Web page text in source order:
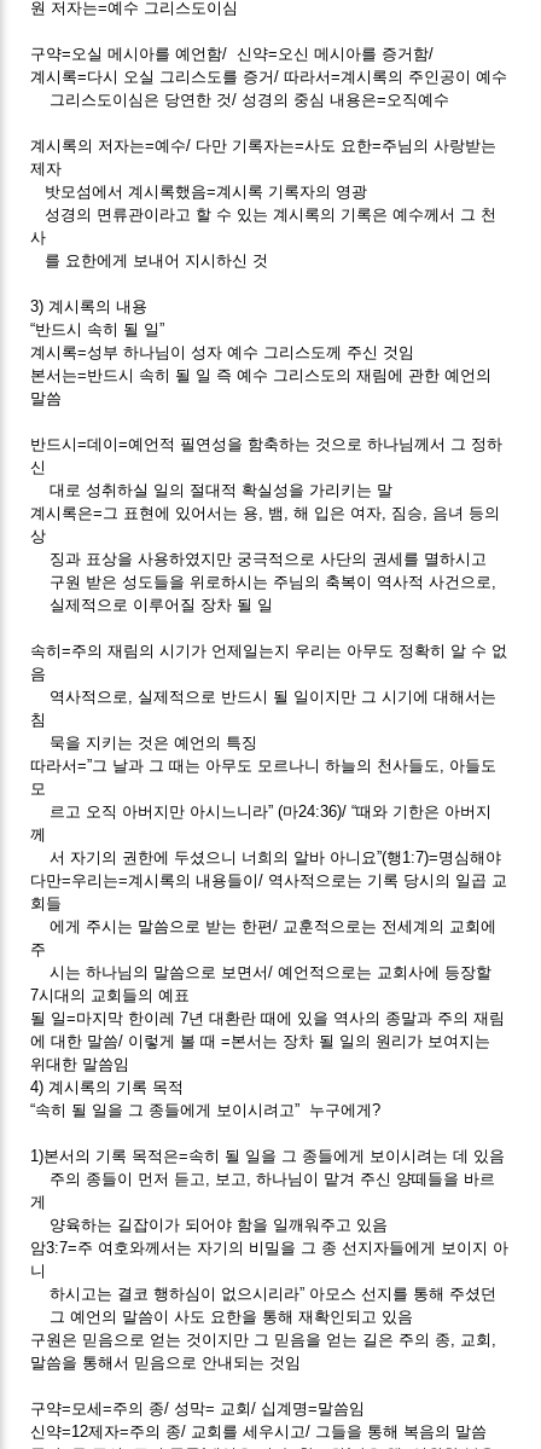
원 저자는=예수 그리스도이심
구약=오실 메시아를 예언함/ 신약=오신 메시아를 증거함/
계시록=다시 오실 그리스도를 증거/ 따라서=계시록의 주인공이 예수
그리스도이심은 당연한 것/ 성경의 중심 내용은=오직예수
계시록의 저자는=예수/ 다만 기록자는=사도 요한=주님의 사랑받는
제자
밧모섬에서 계시록했음=계시록 기록자의 영광
성경의 면류관이라고 할 수 있는 계시록의 기록은 예수께서 그 천
사
를 요한에게 보내어 지시하신 것
3) 계시록의 내용
“반드시 속히 될 일”
계시록=성부 하나님이 성자 예수 그리스도께 주신 것임
본서는=반드시 속히 될 일 즉 예수 그리스도의 재림에 관한 예언의
말씀
반드시=데이=예언적 필연성을 함축하는 것으로 하나님께서 그 정하
신
대로 성취하실 일의 절대적 확실성을 가리키는 말
계시록은=그 표현에 있어서는 용, 뱀, 해 입은 여자, 짐승, 음녀 등의
상
징과 표상을 사용하였지만 궁극적으로 사단의 권세를 멸하시고
구원 받은 성도들을 위로하시는 주님의 축복이 역사적 사건으로,
실제적으로 이루어질 장차 될 일
속히=주의 재림의 시기가 언제일는지 우리는 아무도 정확히 알 수 없
음
역사적으로, 실제적으로 반드시 될 일이지만 그 시기에 대해서는
침
묵을 지키는 것은 예언의 특징
따라서=”그 날과 그 때는 아무도 모르나니 하늘의 천사들도, 아들도
모
르고 오직 아버지만 아시느니라” (마24:36)/ “때와 기한은 아버지
께
서 자기의 권한에 두셨으니 너희의 알바 아니요”(행1:7)=명심해야
다만=우리는=계시록의 내용들이/ 역사적으로는 기록 당시의 일곱 교
회들
에게 주시는 말씀으로 받는 한편/ 교훈적으로는 전세계의 교회에
주
시는 하나님의 말씀으로 보면서/ 예언적으로는 교회사에 등장할
7시대의 교회들의 예표
될 일=마지막 한이레 7년 대환란 때에 있을 역사의 종말과 주의 재림
에 대한 말씀/ 이렇게 볼 때 =본서는 장차 될 일의 원리가 보여지는
위대한 말씀임
4) 계시록의 기록 목적
“속히 될 일을 그 종들에게 보이시려고” 누구에게?
1)본서의 기록 목적은=속히 될 일을 그 종들에게 보이시려는 데 있음
주의 종들이 먼저 듣고, 보고, 하나님이 맡겨 주신 양떼들을 바르
게
양육하는 길잡이가 되어야 함을 일깨워주고 있음
암3:7=주 여호와께서는 자기의 비밀을 그 종 선지자들에게 보이지 아
니
하시고는 결코 행하심이 없으시리라” 아모스 선지를 통해 주셨던
그 예언의 말씀이 사도 요한을 통해 재확인되고 있음
구원은 믿음으로 얻는 것이지만 그 믿음을 얻는 길은 주의 종, 교회,
말씀을 통해서 믿음으로 안내되는 것임
구약=모세=주의 종/ 성막= 교회/ 십계명=말씀임
신약=12제자=주의 종/ 교회를 세우시고/ 그들을 통해 복음의 말씀